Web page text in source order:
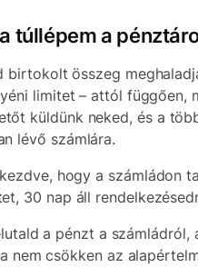
túllépem a
birtokolt összeg
limitet – attól függően,
küldünk neked, és a
lévő számlára.
hogy a számládon
30 nap áll
a pénzt a számládról,
nem csökken az